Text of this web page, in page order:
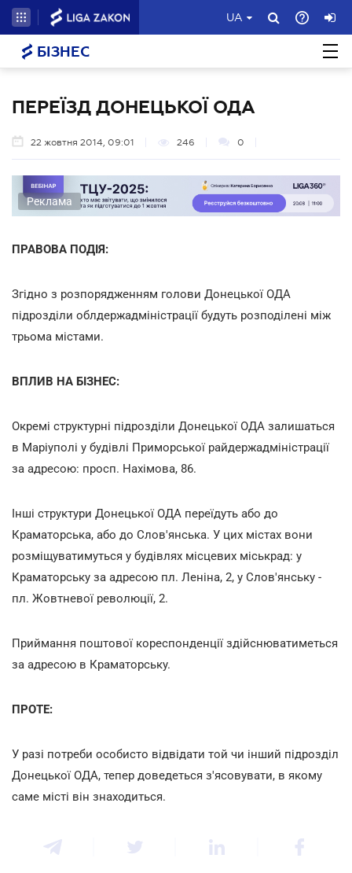
UA
БІЗНЕС
ПЕРЕЇЗД ДОНЕЦЬКОЇ ОДА
22 жовтня 2014, 09:01 246 0
Реклама
ПРАВОВА ПОДІЯ:
Згідно з розпорядженням голови Донецької ОДА
підрозділи облдержадміністрації будуть розподілені між
трьома містами.
ВПЛИВ НА БІЗНЕС:
Окремі структурні підрозділи Донецької ОДА залишаться
в Маріуполі у будівлі Приморської райдержадміністрації
за адресою: просп. Нахімова, 86.
Інші структури Донецької ОДА переїдуть або до
Краматорська, або до Слов'янська. У цих містах вони
розміщуватимуться у будівлях місцевих міськрад: у
Краматорську за адресою пл. Леніна, 2, у Слов'янську -
пл. Жовтневої революції, 2.
Приймання поштової кореспонденції здійснюватиметься
за адресою в Краматорську.
ПРОТЕ:
У разі потреби особисто відвідати той чи інший підрозділ
Донецької ОДА, тепер доведеться з'ясовувати, в якому
саме місті він знаходиться.